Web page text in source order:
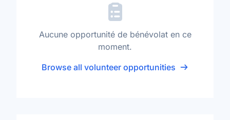
Aucune opportunité de bénévolat en ce
moment.
Browse all volunteer opportunities